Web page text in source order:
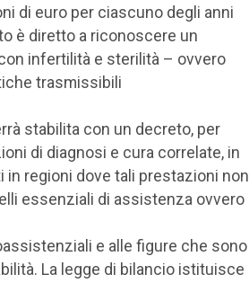
di euro per ciascuno degli anni
è diretto a riconoscere un
infertilità e sterilità – ovvero
trasmissibili
stabilita con un decreto, per
di diagnosi e cura correlate, in
regioni dove tali prestazioni non
essenziali di assistenza ovvero
e alle figure che sono
La legge di bilancio istituisce